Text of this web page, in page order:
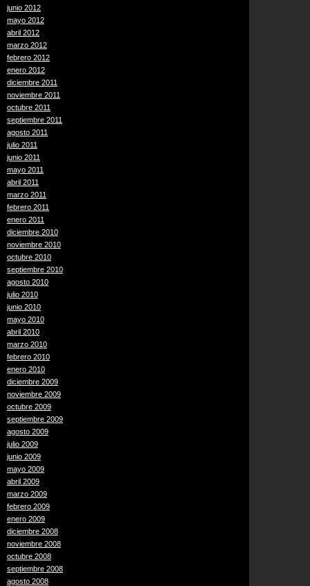
junio 2012
mayo 2012
abril 2012
marzo 2012
febrero 2012
enero 2012
diciembre 2011
noviembre 2011
octubre 2011
septiembre 2011
agosto 2011
julio 2011
junio 2011
mayo 2011
abril 2011
marzo 2011
febrero 2011
enero 2011
diciembre 2010
noviembre 2010
octubre 2010
septiembre 2010
agosto 2010
julio 2010
junio 2010
mayo 2010
abril 2010
marzo 2010
febrero 2010
enero 2010
diciembre 2009
noviembre 2009
octubre 2009
septiembre 2009
agosto 2009
julio 2009
junio 2009
mayo 2009
abril 2009
marzo 2009
febrero 2009
enero 2009
diciembre 2008
noviembre 2008
octubre 2008
septiembre 2008
agosto 2008